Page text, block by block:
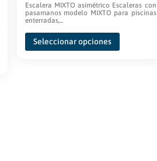
de
precios:
desde
€690,00
Escalera MIXTO asimétrico Escaleras con
pasamanos modelo MIXTO para piscinas
enterradas,...
Seleccionar opciones